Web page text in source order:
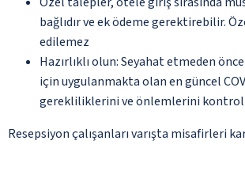
bağlıdır ve ek ödeme gerektirebilir.
edilemez
Hazırlıklı olun: Seyahat etmeden
için uygulanmakta olan en güncel
gerekliliklerini ve önlemlerini kontrol
Resepsiyon çalışanları varışta misafirleri